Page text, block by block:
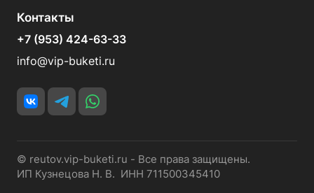
Контакты
+7 (953) 424-63-33
info@vip-buketi.ru
© reutov.vip-buketi.ru - Все права защищены.
ИП Кузнецова Н. В. ИНН 711500345410